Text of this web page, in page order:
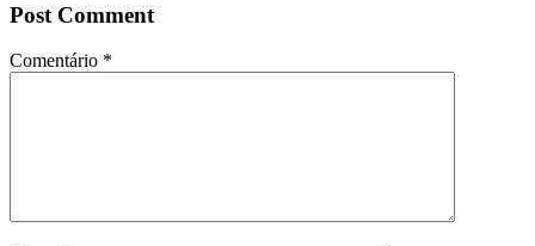
Post Comment
Comentário *